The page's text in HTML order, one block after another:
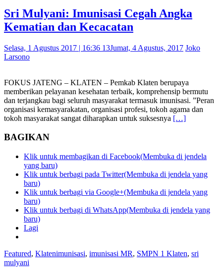
Sri Mulyani: Imunisasi Cegah Angka
Kematian dan Kecacatan
Selasa, 1 Agustus 2017 | 16:36 13Jumat, 4 Agustus, 2017 Joko
Larsono
FOKUS JATENG – KLATEN – Pemkab Klaten berupaya
memberikan pelayanan kesehatan terbaik, komprehensip bermutu
dan terjangkau bagi seluruh masyarakat termasuk imunisasi. ”Peran
organisasi kemasyarakatan, organisasi profesi, tokoh agama dan
tokoh masyarakat sangat diharapkan untuk suksesnya […]
BAGIKAN
Klik untuk membagikan di Facebook(Membuka di jendela
yang baru)
Klik untuk berbagi pada Twitter(Membuka di jendela yang
baru)
Klik untuk berbagi via Google+(Membuka di jendela yang
baru)
Klik untuk berbagi di WhatsApp(Membuka di jendela yang
baru)
Lagi
Featured, Klatenimunisasi, imunisasi MR, SMPN 1 Klaten, sri
mulyani